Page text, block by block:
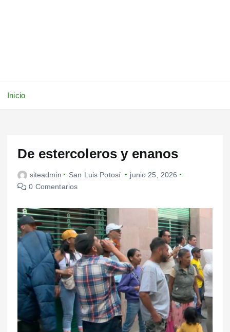
Inicio
De estercoleros y enanos
siteadmin San Luis Potosí
junio 25, 2026
0 Comentarios